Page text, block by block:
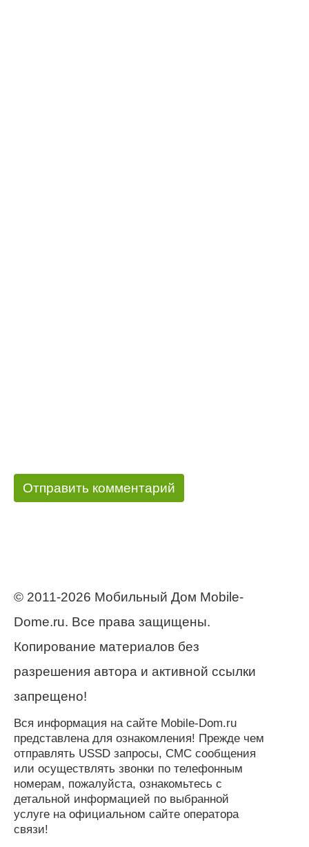
© 2011-2026 Мобильный Дом Mobile-
Dome.ru. Все права защищены.
Копирование материалов без
разрешения автора и активной ссылки
запрещено!
Вся информация на сайте Mobile-Dom.ru
представлена для ознакомления! Прежде чем
отправлять USSD запросы, СМС сообщения
или осуществлять звонки по телефонным
номерам, пожалуйста, ознакомьтесь с
детальной информацией по выбранной
услуге на официальном сайте оператора
связи!